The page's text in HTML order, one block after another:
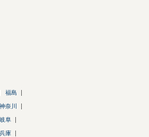
福島
神奈川
岐阜
兵庫